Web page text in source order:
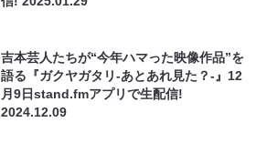
吉本芸人たちが“今年ハマった映像作品”を
語る『ガクヤガタリ-あとあれ見た？-』12
月9日stand.fmアプリで生配信!
2024.12.09